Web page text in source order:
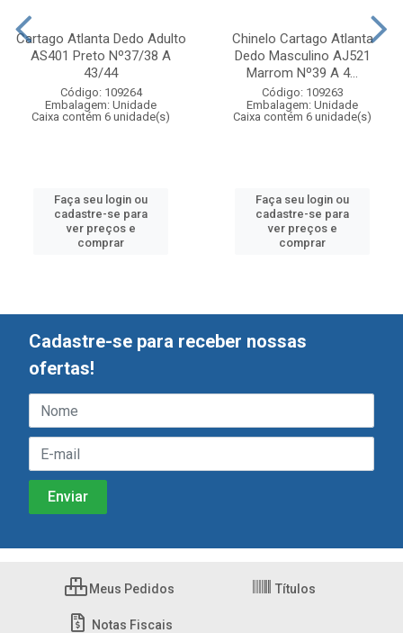
Cartago Atlanta Dedo Adulto
AS401 Preto Nº37/38 A
43/44
Código: 109264
Embalagem: Unidade
Caixa contém 6 unidade(s)
Faça seu login ou
cadastre-se para
ver preços e
comprar
Chinelo Cartago Atlanta
Dedo Masculino AJ521
Marrom Nº39 A 4...
Código: 109263
Embalagem: Unidade
Caixa contém 6 unidade(s)
Faça seu login ou
cadastre-se para
ver preços e
comprar
Cadastre-se para receber nossas
ofertas!
Meus Pedidos Títulos
Notas Fiscais